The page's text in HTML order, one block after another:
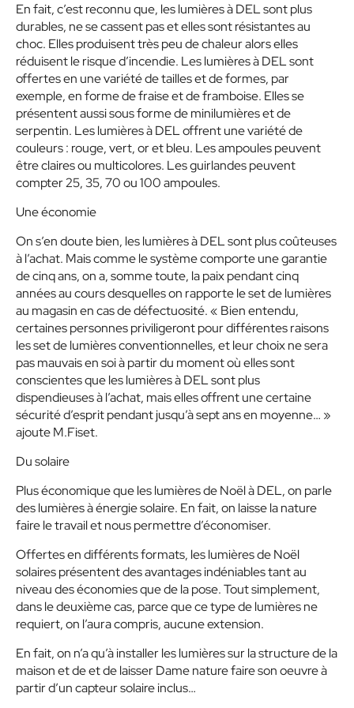
En fait, c’est reconnu que, les lumières à DEL sont plus
durables, ne se cassent pas et elles sont résistantes au
choc. Elles produisent très peu de chaleur alors elles
réduisent le risque d’incendie. Les lumières à DEL sont
offertes en une variété de tailles et de formes, par
exemple, en forme de fraise et de framboise. Elles se
présentent aussi sous forme de minilumières et de
serpentin. Les lumières à DEL offrent une variété de
couleurs : rouge, vert, or et bleu. Les ampoules peuvent
être claires ou multicolores. Les guirlandes peuvent
compter 25, 35, 70 ou 100 ampoules.
Une économie
On s’en doute bien, les lumières à DEL sont plus coûteuses
à l’achat. Mais comme le système comporte une garantie
de cinq ans, on a, somme toute, la paix pendant cinq
années au cours desquelles on rapporte le set de lumières
au magasin en cas de défectuosité. « Bien entendu,
certaines personnes priviligeront pour différentes raisons
les set de lumières conventionnelles, et leur choix ne sera
pas mauvais en soi à partir du moment où elles sont
conscientes que les lumières à DEL sont plus
dispendieuses à l’achat, mais elles offrent une certaine
sécurité d’esprit pendant jusqu’à sept ans en moyenne… »
ajoute M.Fiset.
Du solaire
Plus économique que les lumières de Noël à DEL, on parle
des lumières à énergie solaire. En fait, on laisse la nature
faire le travail et nous permettre d’économiser.
Offertes en différents formats, les lumières de Noël
solaires présentent des avantages indéniables tant au
niveau des économies que de la pose. Tout simplement,
dans le deuxième cas, parce que ce type de lumières ne
requiert, on l’aura compris, aucune extension.
En fait, on n’a qu’à installer les lumières sur la structure de la
maison et de et de laisser Dame nature faire son oeuvre à
partir d’un capteur solaire inclus…